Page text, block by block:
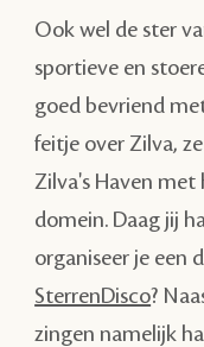
Ook wel de ster
sportieve en
goed bevriend
feitje over Zilva,
Zilva's Haven
domein. Daag jij
organiseer je een
SterrenDisco?
zingen namelijk